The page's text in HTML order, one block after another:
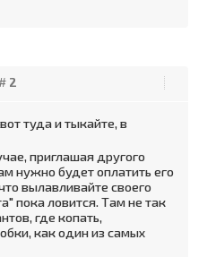
2
туда и тыкайте, в
приглашая другого
нужно будет оплатить его
вылавливайте своего
пока ловится. Там не так
где копать,
как один из самых